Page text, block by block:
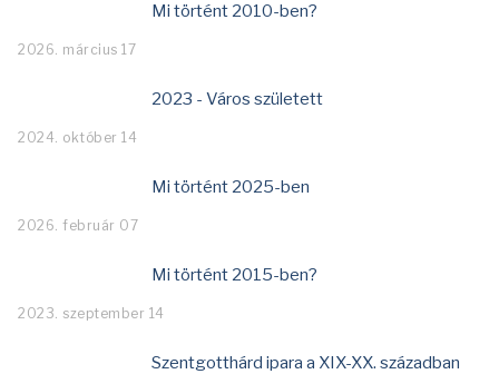
Mi történt 2010-ben?
2026. március 17
2023 - Város született
2024. október 14
Mi történt 2025-ben
2026. február 07
Mi történt 2015-ben?
2023. szeptember 14
Szentgotthárd ipara a XIX-XX. században